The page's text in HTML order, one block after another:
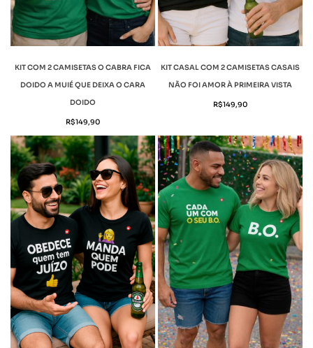
KIT COM 2 CAMISETAS O CABRA FICA
DOIDO A MUIÉ QUE DEIXA O CARA
DOIDO
R$149,90
KIT CASAL COM 2 CAMISETAS CASAIS
NÃO FOI AMOR À PRIMEIRA VISTA
R$149,90